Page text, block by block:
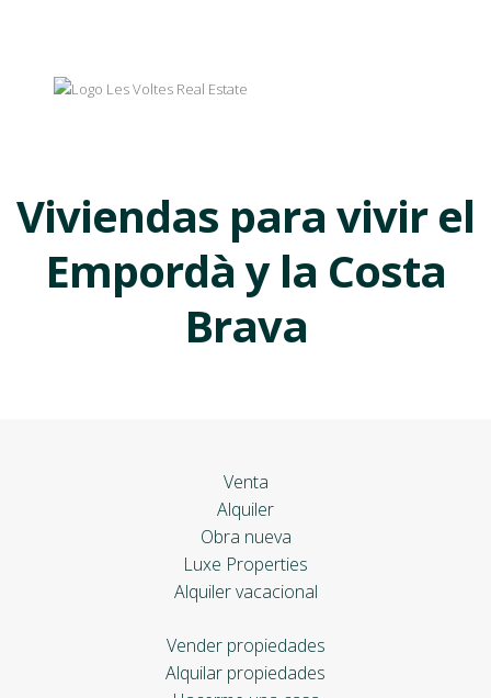
Viviendas para vivir el
Empordà y la Costa
Brava
Venta
Alquiler
Obra nueva
Luxe Properties
Alquiler vacacional
Vender propiedades
Alquilar propiedades